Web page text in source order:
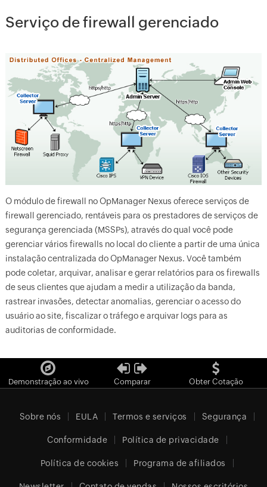
Serviço de firewall gerenciado
O módulo de firewall no OpManager Nexus oferece serviços de
firewall gerenciado, rentáveis para os prestadores de serviços de
segurança gerenciada (MSSPs), através do qual você pode
gerenciar vários firewalls no local do cliente a partir de uma única
instalação centralizada do OpManager Nexus. Você também
pode coletar, arquivar, analisar e gerar relatórios para os firewalls
de seus clientes que ajudam a medir a utilização da banda,
rastrear invasões, detectar anomalias, gerenciar o acesso do
usuário ao site, fiscalizar o tráfego e arquivar logs para as
auditorias de conformidade.
Demonstração ao vivo Comparar Obter Cotação
Sobre nós EULA Termos e serviços Segurança
Conformidade Política de privacidade
Política de cookies Programa de afiliados